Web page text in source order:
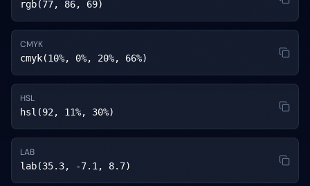
rgb(77, 86, 69)
CMYK
cmyk(10%, 0%, 20%, 66%)
HSL
hsl(92, 11%, 30%)
LAB
lab(35.3, -7.1, 8.7)